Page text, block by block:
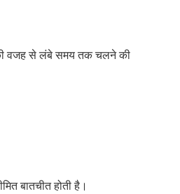
वजह से लंबे समय तक चलने की
बातचीत होती है।